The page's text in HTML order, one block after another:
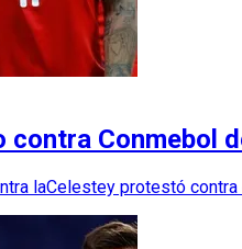
Conmebol
laCelestey protestó